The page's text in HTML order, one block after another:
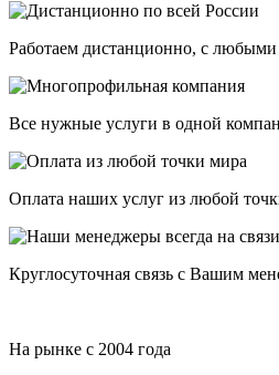
Работаем дистанционно, с
Все нужные услуги в одной
Оплата наших услуг из любой
Круглосуточная связь с Вашим
На рынке с 2004 года